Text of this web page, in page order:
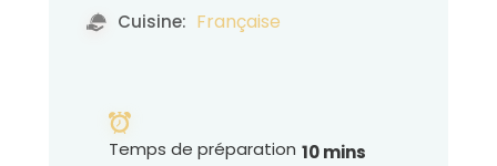
Cuisine: Française
Temps de préparation 10 mins